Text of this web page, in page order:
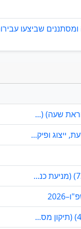
שביצעו
ייצוג ופיק...